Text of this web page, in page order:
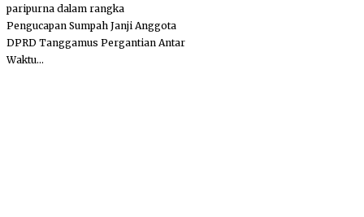
paripurna dalam rangka
Pengucapan Sumpah Janji Anggota
DPRD Tanggamus Pergantian Antar
Waktu...